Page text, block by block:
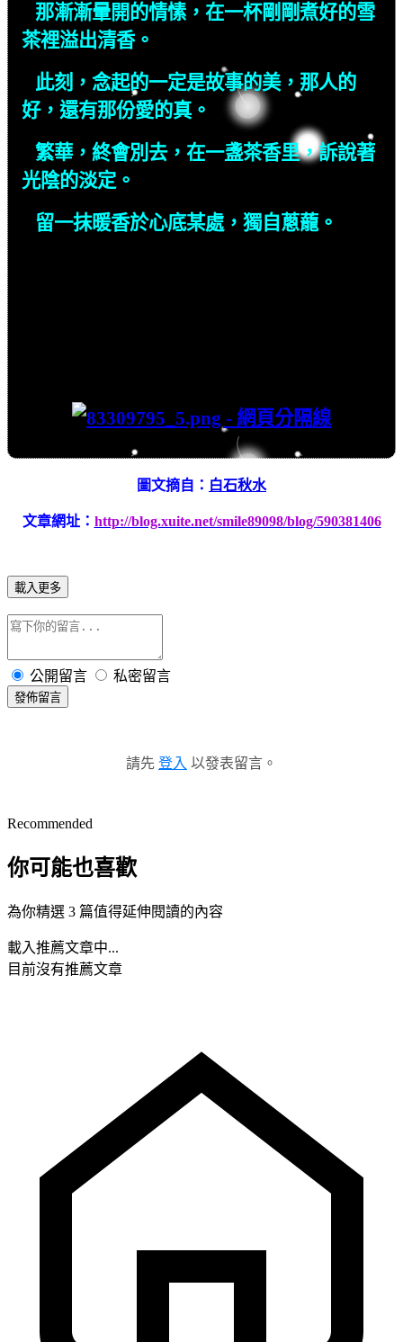
那漸漸暈開的情愫，在一杯剛剛煮好的雪
茶裡溢出清香。
此刻，念起的一定是故事的美，那人的
好，還有那份愛的真。
繁華，終會別去，在一盞茶香里，訴說著
光陰的淡定。
留一抹暖香於心底某處，獨自蔥蘢。
圖文摘自： 白石秋水
文章網址： http://blog.xuite.net/smile89098/blog/590381406
載入更多
公開留言 私密留言
發佈留言
請先 登入 以發表留言。
Recommended
你可能也喜歡
為你精選 3 篇值得延伸閱讀的內容
載入推薦文章中...
目前沒有推薦文章